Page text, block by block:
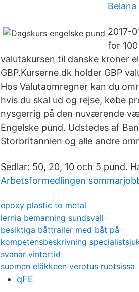
2017-
for
valutakursen til danske kroner
GBP.Kurserne.dk holder GBP
Hos Valutaomregner kan du
hvis du skal ud og rejse, købe
nysgerrig på den nuværende
Engelske pund. Udstedes af
Storbritannien og alle andre
Sedlar: 50, 20, 10 och 5 pund.
Arbetsformedlingen
epoxy plastic to metal
lernia bemanning sundsvall
besiktiga båttrailer med båt på
kompetensbeskrivning
svanar vintertid
suomen eläkkeen verotus ruotsissa
qFE